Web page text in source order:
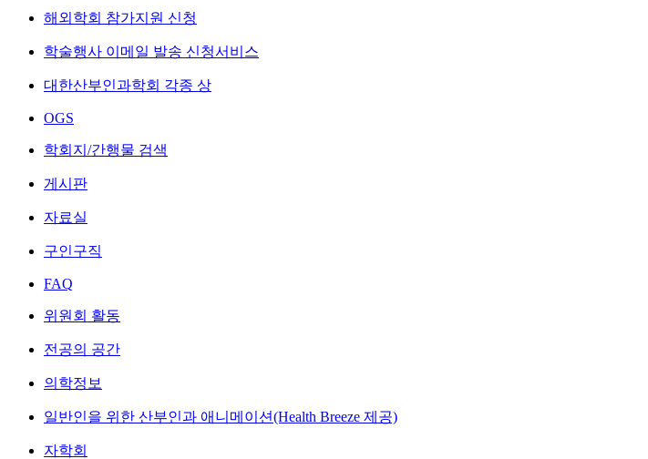
해외학회 참가지원 신청
학술행사 이메일 발송 신청서비스
대한산부인과학회 각종 상
OGS
학회지/간행물 검색
게시판
자료실
구인구직
FAQ
위원회 활동
전공의 공간
의학정보
일반인을 위한 산부인과 애니메이션(Health Breeze 제공)
자학회